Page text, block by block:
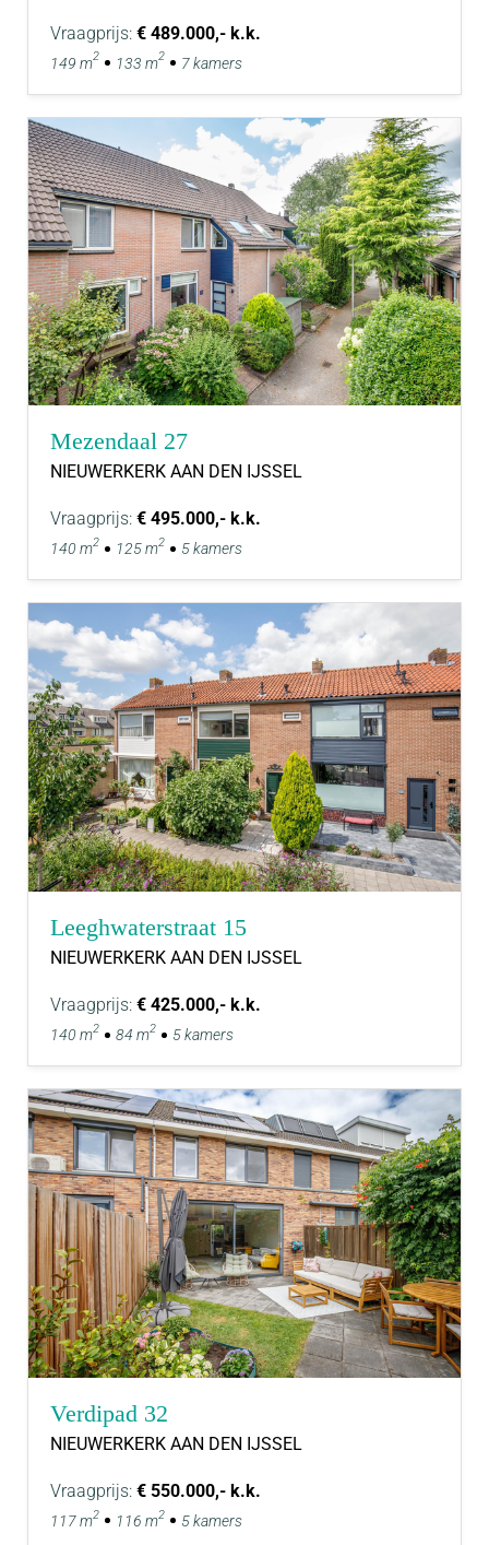
Vraagprijs: € 489.000,- k.k.
149 m2 133 m2 7 kamers
Mezendaal 27
NIEUWERKERK AAN DEN IJSSEL
Vraagprijs: € 495.000,- k.k.
140 m2 125 m2 5 kamers
Leeghwaterstraat 15
NIEUWERKERK AAN DEN IJSSEL
Vraagprijs: € 425.000,- k.k.
140 m2 84 m2 5 kamers
Verdipad 32
NIEUWERKERK AAN DEN IJSSEL
Vraagprijs: € 550.000,- k.k.
117 m2 116 m2 5 kamers